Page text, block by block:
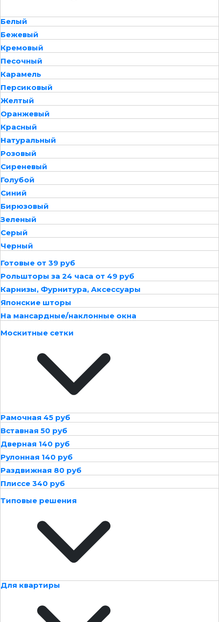
Белый
Бежевый
Кремовый
Песочный
Карамель
Персиковый
Желтый
Оранжевый
Красный
Натуральный
Розовый
Сиреневый
Голубой
Синий
Бирюзовый
Зеленый
Серый
Черный
Готовые от 39 руб
Рольшторы за 24 часа от 49 руб
Карнизы, Фурнитура, Аксессуары
Японские шторы
На мансардные/наклонные окна
Москитные сетки
Рамочная 45 руб
Вставная 50 руб
Дверная 140 руб
Рулонная 140 руб
Раздвижная 80 руб
Плиссе 340 руб
Типовые решения
Для квартиры